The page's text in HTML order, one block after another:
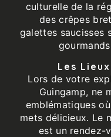
culturelle de la
des crêpes
galettes saucisses
Les
Lors de votre
Guingamp, ne
emblématiques
mets délicieux. Le
est un rendez-